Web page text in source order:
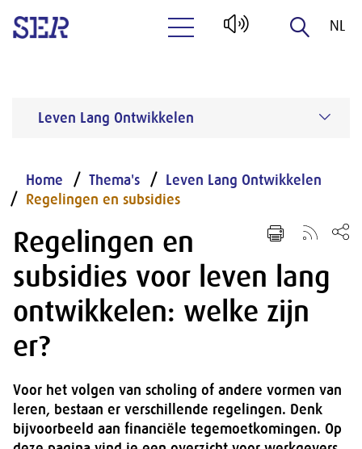
NL
Leven Lang Ontwikkelen
Home Thema's
Leven Lang Ontwikkelen
Regelingen en subsidies
Regelingen en
subsidies voor leven lang
ontwikkelen: welke zijn
er?
Voor het volgen van scholing of andere vormen van
leren, bestaan er verschillende regelingen. Denk
bijvoorbeeld aan financiële tegemoetkomingen. Op